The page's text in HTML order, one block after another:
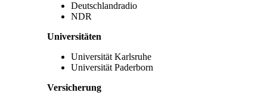
Deutschlandradio
NDR
Universitäten
Universität Karlsruhe
Universität Paderborn
Versicherung